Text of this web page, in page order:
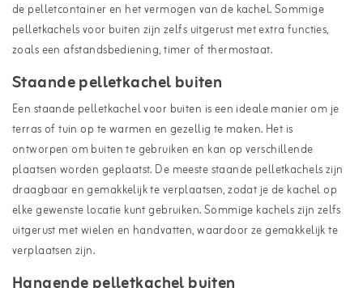
de pelletcontainer en het vermogen van de kachel. Sommige
pelletkachels voor buiten zijn zelfs uitgerust met extra functies,
zoals een afstandsbediening, timer of thermostaat.
Staande pelletkachel buiten
Een staande pelletkachel voor buiten is een ideale manier om je
terras of tuin op te warmen en gezellig te maken. Het is
ontworpen om buiten te gebruiken en kan op verschillende
plaatsen worden geplaatst. De meeste staande pelletkachels zijn
draagbaar en gemakkelijk te verplaatsen, zodat je de kachel op
elke gewenste locatie kunt gebruiken. Sommige kachels zijn zelfs
uitgerust met wielen en handvatten, waardoor ze gemakkelijk te
verplaatsen zijn.